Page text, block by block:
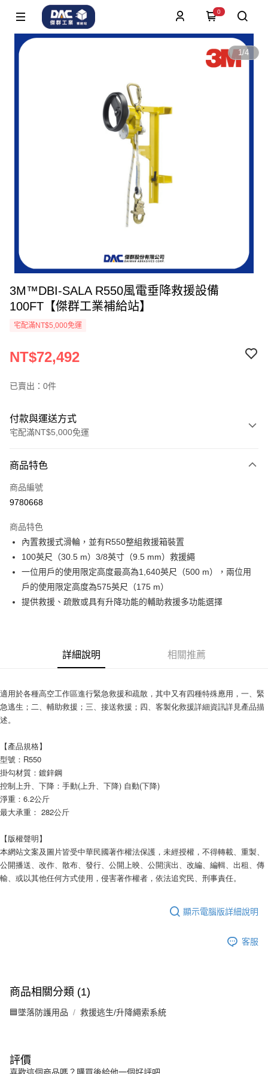
0
1/4
3M™DBI-SALA R550風電垂降救援設備
100FT【傑群工業補給站】
宅配滿NT$5,000免運
NT$72,492
已賣出：0件
付款與運送方式
宅配滿NT$5,000免運
信用卡一次付款
超商取貨付款
Apple Pay
街口支付
運送方式
付款後全家取貨
每筆NT$60
付款後7-11取貨
每筆NT$60
新竹物流(大件商品、貨量較大)
每筆NT$200，滿NT$5,000(含以上)免運費
商品特色
商品編號
9780668
商品特色
內置救援式滑輪，並有R550整組救援箱裝置
100英尺（30.5 m）3/8英寸（9.5 mm）救援繩
一位用戶的使用限定高度最高為1,640英尺（500 m），兩位用
戶的使用限定高度為575英尺（175 m）
提供救援、疏散或具有升降功能的輔助救援多功能選擇
詳細說明 相關推薦
適用於各種高空工作區進行緊急救援和疏散，其中又有四種特殊應用，一、緊
急逃生；二、輔助救援；三、接送救援；四、客製化救援詳細資訊詳見產品描
述。
【產品規格】
型號：R550
掛勾材質：鍍鋅鋼
控制上升、下降：手動(上升、下降) 自動(下降)
淨重：6.2公斤
最大承重： 282公斤
【版權聲明】
本網站文案及圖片皆受中華民國著作權法保護，未經授權，不得轉載、重製、
公開播送、改作、散布、發行、公開上映、公開演出、改編、編輯、出租、傳
輸、或以其他任何方式使用，侵害著作權者，依法追究民、刑事責任。
顯示電腦版詳細說明
客服
商品相關分類 (1)
🟦墜落防護用品 救援逃生/升降繩索系統
評價